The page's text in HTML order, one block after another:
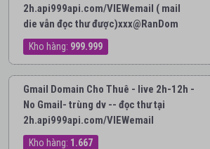
2h.api999api.com/VIEWemail ( mail
die vẫn đọc thư được)xxx@RanDom
Kho hàng: 999.999
Gmail Domain Cho Thuê - live 2h-12h -
No Gmail- trùng dv -- đọc thư tại
2h.api999api.com/VIEWemail
Kho hàng: 1.667